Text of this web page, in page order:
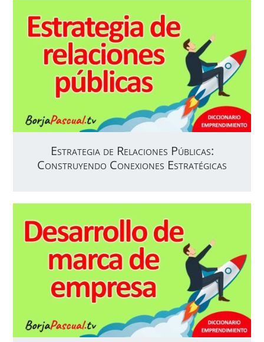
Estrategia de Relaciones Públicas:
Construyendo Conexiones Estratégicas